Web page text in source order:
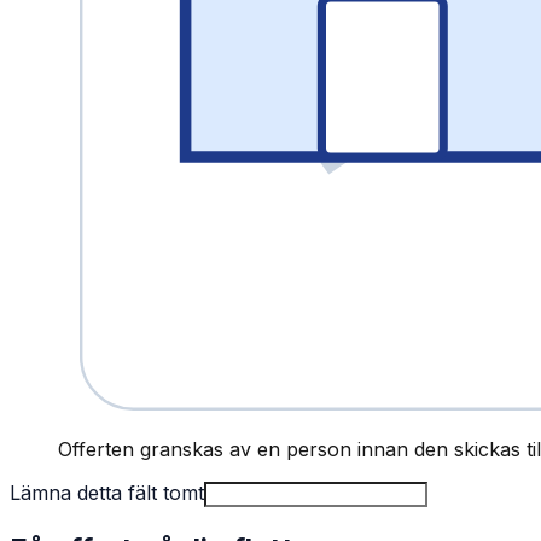
Offerten granskas av en person innan den skickas
Lämna detta fält tomt